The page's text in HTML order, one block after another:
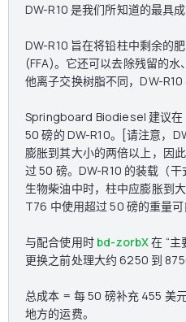
DW-R10 是我们所知道的最具成
DW-R10 旨在将铅柱中剩余的
(FFA)。它还可以去除残留的
他离子交换树脂不同，DW-R10
Springboard Biodiesel 建议在
50 磅的 DW-R10。[请注意，
膨胀到其大小的两倍以上，因
过 50 磅。DW-R10 的装载（
生物柴油中时，柱中应膨胀到
T76 中使用超过 50 磅的重量可
与配合使用时 bd-zorbX在 “主
更换之前处理大约 6250 到
总成本 = 每 50 磅补充 455 美
地方的运费。